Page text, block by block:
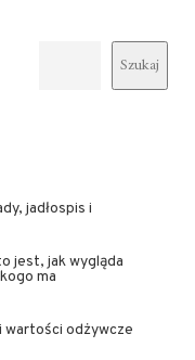
Szukaj
jadłospis i
jest, jak wygląda
ma
wartości odżywcze